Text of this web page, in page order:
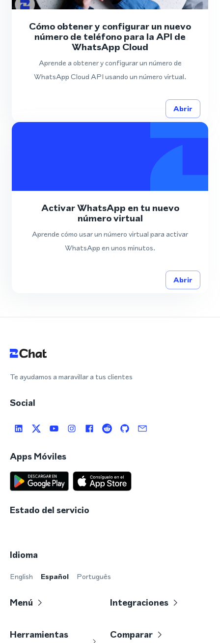
Cómo obtener y configurar un nuevo
número de teléfono para la API de
WhatsApp Cloud
Aprende a obtener y configurar un número de
WhatsApp Cloud API usando un número virtual.
Abrir
Activar WhatsApp en tu nuevo
número virtual
Aprende cómo usar un número virtual para activar
WhatsApp en unos minutos.
Abrir
Te ayudamos a maravillar a tus clientes
Social
Apps Móviles
Estado del servicio
Idioma
English Español Português
Menú Integraciones
Herramientas
Comparar